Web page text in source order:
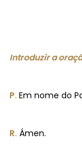
Introduzir a
P. Em nome do
R. Ámen.